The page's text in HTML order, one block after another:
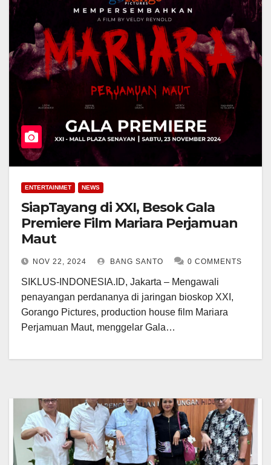
ENTERTAINMET NEWS
SiapTayang di XXI, Besok Gala
Premiere Film Mariara Perjamuan
Maut
NOV 22, 2024 BANG SANTO 0 COMMENTS
SIKLUS-INDONESIA.ID, Jakarta – Mengawali
penayangan perdananya di jaringan bioskop XXI,
Gorango Pictures, production house film Mariara
Perjamuan Maut, menggelar Gala…